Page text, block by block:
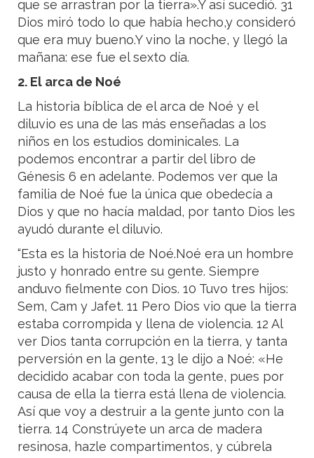
que se arrastran por la tierra».Y así sucedió. 31
Dios miró todo lo que había hecho,y consideró
que era muy bueno.Y vino la noche, y llegó la
mañana: ese fue el sexto día.
2. El arca de Noé
La historia bíblica de el arca de Noé y el
diluvio es una de las más enseñadas a los
niños en los estudios dominicales. La
podemos encontrar a partir del libro de
Génesis 6 en adelante. Podemos ver que la
familia de Noé fue la única que obedecía a
Dios y que no hacía maldad, por tanto Dios les
ayudó durante el diluvio.
“Esta es la historia de Noé.Noé era un hombre
justo y honrado entre su gente. Siempre
anduvo fielmente con Dios. 10 Tuvo tres hijos:
Sem, Cam y Jafet. 11 Pero Dios vio que la tierra
estaba corrompida y llena de violencia. 12 Al
ver Dios tanta corrupción en la tierra, y tanta
perversión en la gente, 13 le dijo a Noé: «He
decidido acabar con toda la gente, pues por
causa de ella la tierra está llena de violencia.
Así que voy a destruir a la gente junto con la
tierra. 14 Constrúyete un arca de madera
resinosa, hazle compartimentos, y cúbrela